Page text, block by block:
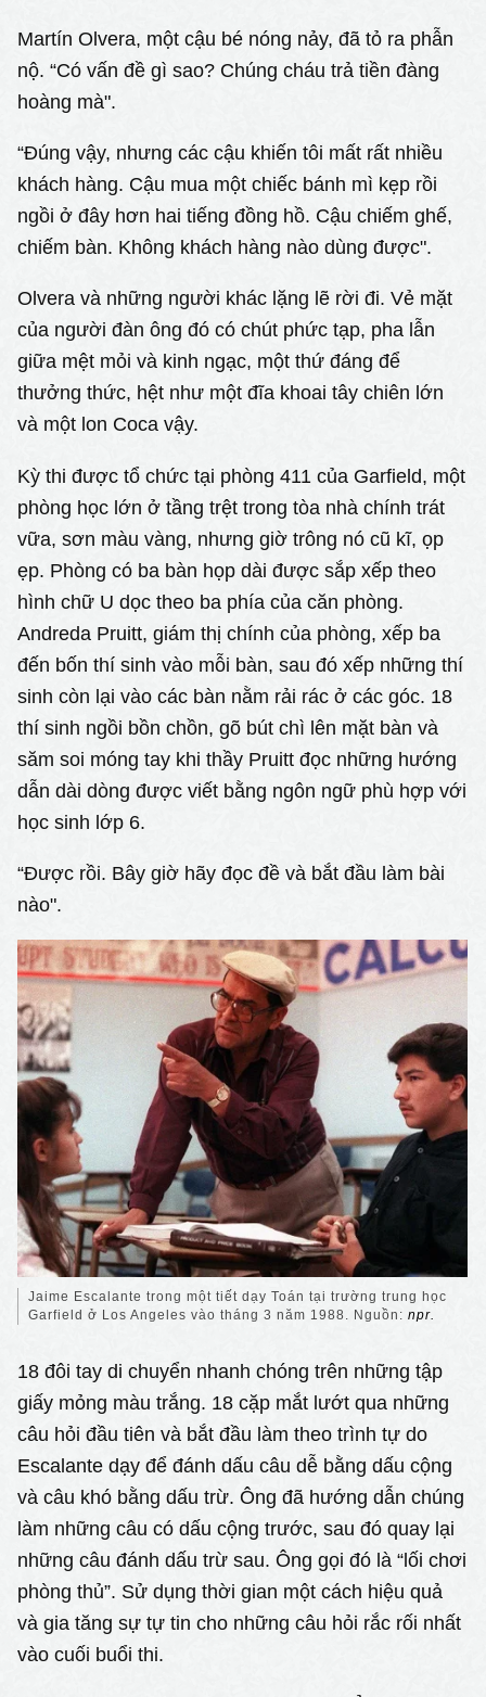
Martín Olvera, một cậu bé nóng nảy, đã tỏ ra phẫn
nộ. “Có vấn đề gì sao? Chúng cháu trả tiền đàng
hoàng mà".
“Đúng vậy, nhưng các cậu khiến tôi mất rất nhiều
khách hàng. Cậu mua một chiếc bánh mì kẹp rồi
ngồi ở đây hơn hai tiếng đồng hồ. Cậu chiếm ghế,
chiếm bàn. Không khách hàng nào dùng được".
Olvera và những người khác lặng lẽ rời đi. Vẻ mặt
của người đàn ông đó có chút phức tạp, pha lẫn
giữa mệt mỏi và kinh ngạc, một thứ đáng để
thưởng thức, hệt như một đĩa khoai tây chiên lớn
và một lon Coca vậy.
Kỳ thi được tổ chức tại phòng 411 của Garfield, một
phòng học lớn ở tầng trệt trong tòa nhà chính trát
vữa, sơn màu vàng, nhưng giờ trông nó cũ kĩ, ọp
ẹp. Phòng có ba bàn họp dài được sắp xếp theo
hình chữ U dọc theo ba phía của căn phòng.
Andreda Pruitt, giám thị chính của phòng, xếp ba
đến bốn thí sinh vào mỗi bàn, sau đó xếp những thí
sinh còn lại vào các bàn nằm rải rác ở các góc. 18
thí sinh ngồi bồn chồn, gõ bút chì lên mặt bàn và
săm soi móng tay khi thầy Pruitt đọc những hướng
dẫn dài dòng được viết bằng ngôn ngữ phù hợp với
học sinh lớp 6.
“Được rồi. Bây giờ hãy đọc đề và bắt đầu làm bài
nào".
Jaime Escalante trong một tiết dạy Toán tại trường trung học
Garfield ở Los Angeles vào tháng 3 năm 1988. Nguồn:npr.
18 đôi tay di chuyển nhanh chóng trên những tập
giấy mỏng màu trắng. 18 cặp mắt lướt qua những
câu hỏi đầu tiên và bắt đầu làm theo trình tự do
Escalante dạy để đánh dấu câu dễ bằng dấu cộng
và câu khó bằng dấu trừ. Ông đã hướng dẫn chúng
làm những câu có dấu cộng trước, sau đó quay lại
những câu đánh dấu trừ sau. Ông gọi đó là “lối chơi
phòng thủ”. Sử dụng thời gian một cách hiệu quả
và gia tăng sự tự tin cho những câu hỏi rắc rối nhất
vào cuối buổi thi.